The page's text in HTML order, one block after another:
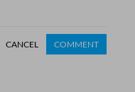
CANCEL COMMENT